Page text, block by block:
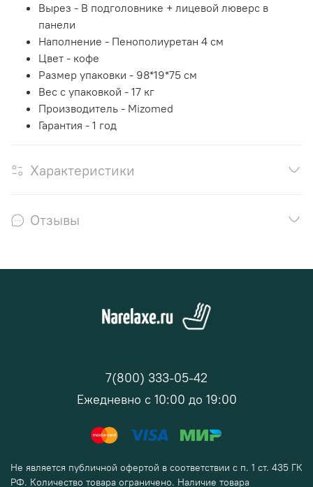
Вырез - В подголовнике + лицевой люверс в
панели
Наполнение - Пенополиуретан 4 см
Цвет - кофе
Размер упаковки - 98*19*75 см
Вес с упаковкой - 17 кг
Производитель - Mizomed
Гарантия - 1 год
Характеристики
Отзывы
7(800) 333-05-42
Ежедневно с 10:00 до 19:00
Не является публичной офертой в соответствии с п. 1 ст. 435 ГК
РФ. Количество товара ограничено. Наличие товара